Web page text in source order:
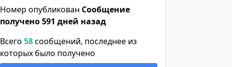
Номер опубликован Сообщение
получено 591 дней назад
Всего 58сообщений, последнее из
которых было получено